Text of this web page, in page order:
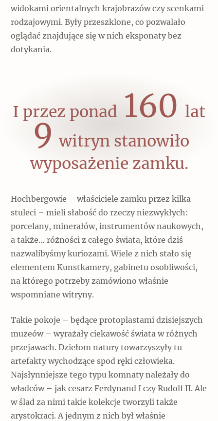
widokami orientalnych krajobrazów czy scenkami
rodzajowymi. Były przeszklone, co pozwalało
oglądać znajdujące się w nich eksponaty bez
dotykania.
I przez ponad 160 lat
9 witryn stanowiło
wyposażenie zamku.
Hochbergowie – właściciele zamku przez kilka
stuleci – mieli słabość do rzeczy niezwykłych:
porcelany, minerałów, instrumentów naukowych,
a także… różności z całego świata, które dziś
nazwalibyśmy kuriozami. Wiele z nich stało się
elementem Kunstkamery, gabinetu osobliwości,
na którego potrzeby zamówiono właśnie
wspomniane witryny.
Takie pokoje – będące protoplastami dzisiejszych
muzeów – wyrażały ciekawość świata w różnych
przejawach. Dziełom natury towarzyszyły tu
artefakty wychodzące spod ręki człowieka.
Najsłynniejsze tego typu komnaty należały do
władców – jak cesarz Ferdynand I czy Rudolf II. Ale
w ślad za nimi takie kolekcje tworzyli także
arystokraci. A jednym z nich był właśnie